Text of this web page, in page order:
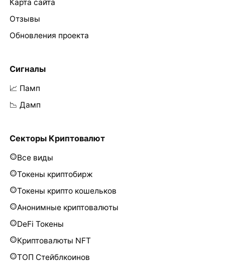
Карта сайта
Отзывы
Обновления проекта
Сигналы
📈 Памп
📉 Дамп
Секторы Криптовалют
Все виды
Токены криптобирж
Токены крипто кошельков
Анонимные криптовалюты
DeFi Токены
Криптовалюты NFT
ТОП Стейблкоинов